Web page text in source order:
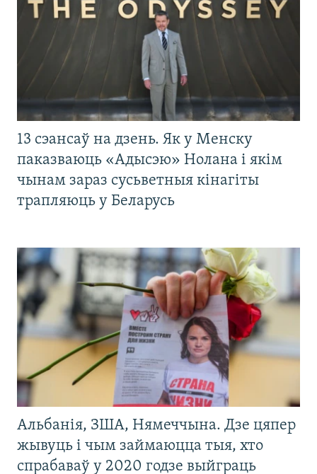
13 сэансаў на дзень. Як у Менску
паказваюць «Адысэю» Нолана і якім
чынам зараз сусьветныя кінагіты
трапляюць у Беларусь
Альбанія, ЗША, Нямеччына. Дзе цяпер
жывуць і чым займаюцца тыя, хто
спрабаваў у 2020 годзе выйграць